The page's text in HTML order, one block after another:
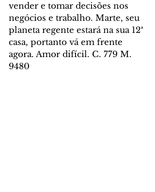
vender e tomar decisões nos
negócios e trabalho. Marte, seu
planeta regente estará na sua 12ª
casa, portanto vá em frente
agora. Amor difícil. C. 779 M.
9480